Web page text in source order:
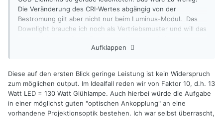
Die Veränderung des CRI-Wertes abgängig von der
Bestromung gilt aber nicht nur beim Luminus-Modul. Das
Downlight brauche ich noch als Vertriebsmuster und will das
Aufklappen
Diese auf den ersten Blick geringe Leistung ist kein Widerspruch
zum möglichen output. Im Idealfall reden wir von Faktor 10, d.h. 13
Watt LED = 130 Watt Glühlampe. Auch hierbei würde die Aufgabe
in einer möglichst guten "optischen Ankopplung" an eine
vorhandene Projektionsoptik bestehen. Ich war selbst überrascht,